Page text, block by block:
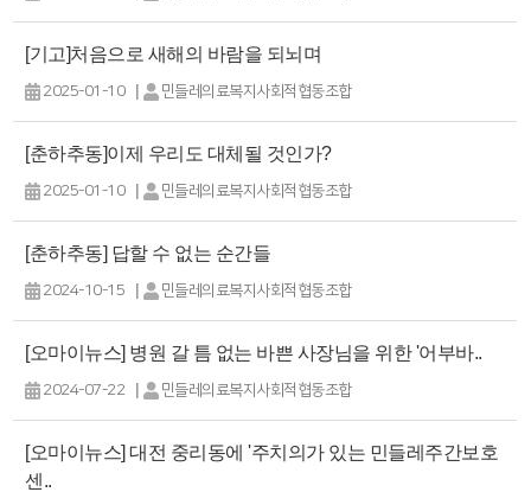
[기고]처음으로 새해의 바람을 되뇌며
2025-01-10 | 민들레의료복지사회적협동조합
[춘하추동]이제 우리도 대체될 것인가?
2025-01-10 | 민들레의료복지사회적협동조합
[춘하추동] 답할 수 없는 순간들
2024-10-15 | 민들레의료복지사회적협동조합
[오마이뉴스] 병원 갈 틈 없는 바쁜 사장님을 위한 '어부바..
2024-07-22 | 민들레의료복지사회적협동조합
[오마이뉴스] 대전 중리동에 '주치의가 있는 민들레주간보호
센..